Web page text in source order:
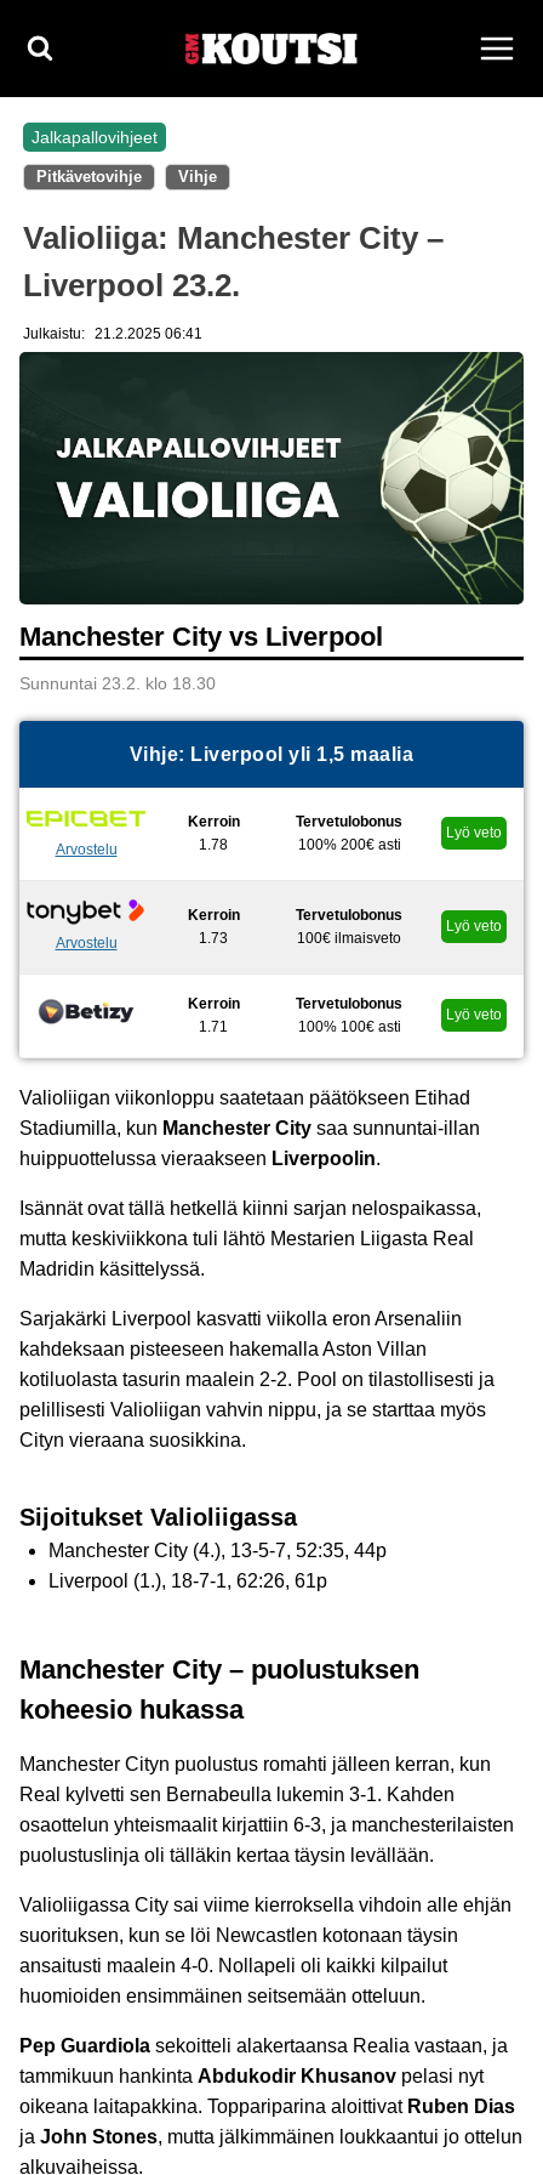
sisältöön
Jalkapallovihjeet
Pitkävetovihje Vihje
Valioliiga: Manchester City –
Liverpool 23.2.
Julkaistu: 21.2.2025 06:41
Manchester City vs Liverpool
Sunnuntai 23.2. klo 18.30
Vihje: Liverpool yli 1,5 maalia
Arvostelu
Kerroin
1.78
Tervetulobonus
100% 200€ asti
Lyö veto
Arvostelu
Kerroin
1.73
Tervetulobonus
100€ ilmaisveto
Lyö veto
Kerroin
1.71
Tervetulobonus
100% 100€ asti
Lyö veto
Valioliigan viikonloppu saatetaan päätökseen Etihad
Stadiumilla, kun Manchester City saa sunnuntai-illan
huippuottelussa vieraakseen Liverpoolin.
Isännät ovat tällä hetkellä kiinni sarjan nelospaikassa,
mutta keskiviikkona tuli lähtö Mestarien Liigasta Real
Madridin käsittelyssä.
Sarjakärki Liverpool kasvatti viikolla eron Arsenaliin
kahdeksaan pisteeseen hakemalla Aston Villan
kotiluolasta tasurin maalein 2-2. Pool on tilastollisesti ja
pelillisesti Valioliigan vahvin nippu, ja se starttaa myös
Cityn vieraana suosikkina.
Sijoitukset Valioliigassa
Manchester City (4.), 13-5-7, 52:35, 44p
Liverpool (1.), 18-7-1, 62:26, 61p
Manchester City – puolustuksen
koheesio hukassa
Manchester Cityn puolustus romahti jälleen kerran, kun
Real kylvetti sen Bernabeulla lukemin 3-1. Kahden
osaottelun yhteismaalit kirjattiin 6-3, ja manchesterilaisten
puolustuslinja oli tälläkin kertaa täysin levällään.
Valioliigassa City sai viime kierroksella vihdoin alle ehjän
suorituksen, kun se löi Newcastlen kotonaan täysin
ansaitusti maalein 4-0. Nollapeli oli kaikki kilpailut
huomioiden ensimmäinen seitsemään otteluun.
Pep Guardiola sekoitteli alakertaansa Realia vastaan, ja
tammikuun hankinta Abdukodir Khusanov pelasi nyt
oikeana laitapakkina. Toppariparina aloittivat Ruben Dias
ja John Stones, mutta jälkimmäinen loukkaantui jo ottelun
alkuvaiheissa.